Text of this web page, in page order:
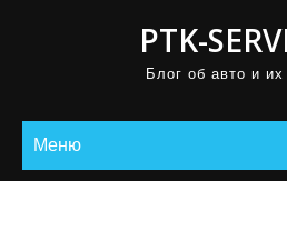
PTK-
Блог об авто и
Меню